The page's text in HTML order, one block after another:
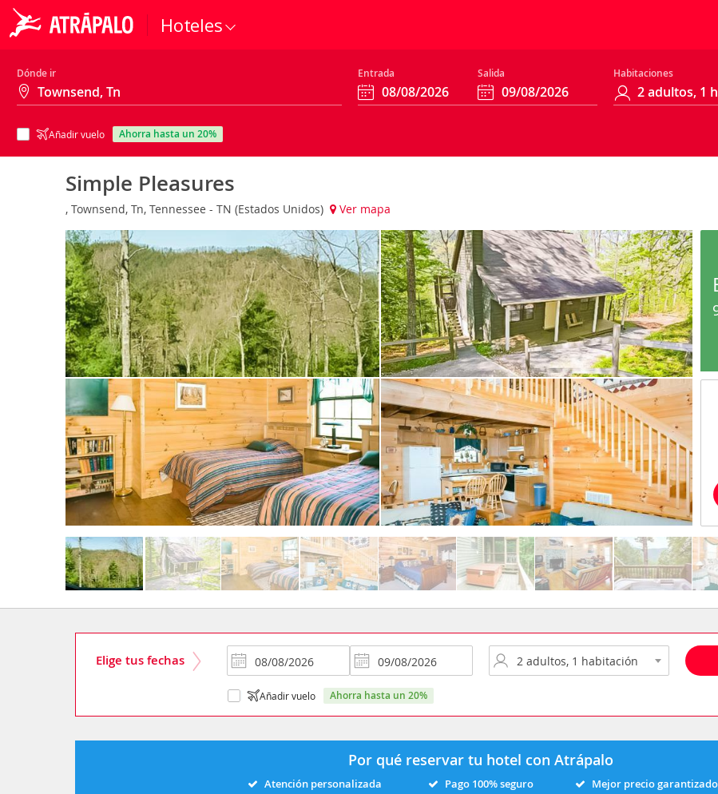
Hoteles
Dónde ir Entrada Salida Habitaciones
Añadir vuelo ahorra hasta un 20%
Simple Pleasures
, Townsend, Tn, Tennessee - TN (Estados Unidos) Ver mapa
Elige tus fechas
Añadir vuelo ahorra hasta un 20%
Por qué reservar tu hotel con Atrápalo
Atención personalizada Pago 100% seguro Mejor precio garantizado